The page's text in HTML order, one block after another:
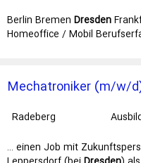
Berlin Bremen Dresden
Homeoffice / Mobil
erwartet Sie bei uns
Mechatroniker (m/w/
Radeberg
… einen Job mit